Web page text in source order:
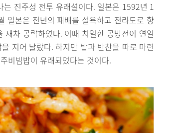
진주성 전투 유래설이다. 일본은 1592년 1
일본은 전년의 패배를 설욕하고 전라도로 향
차 공략하였다. 이때 치열한 공방전이 연일
지어 날랐다. 하지만 밥과 반찬을 따로 마련
비빔밥이 유래되었다는 것이다.